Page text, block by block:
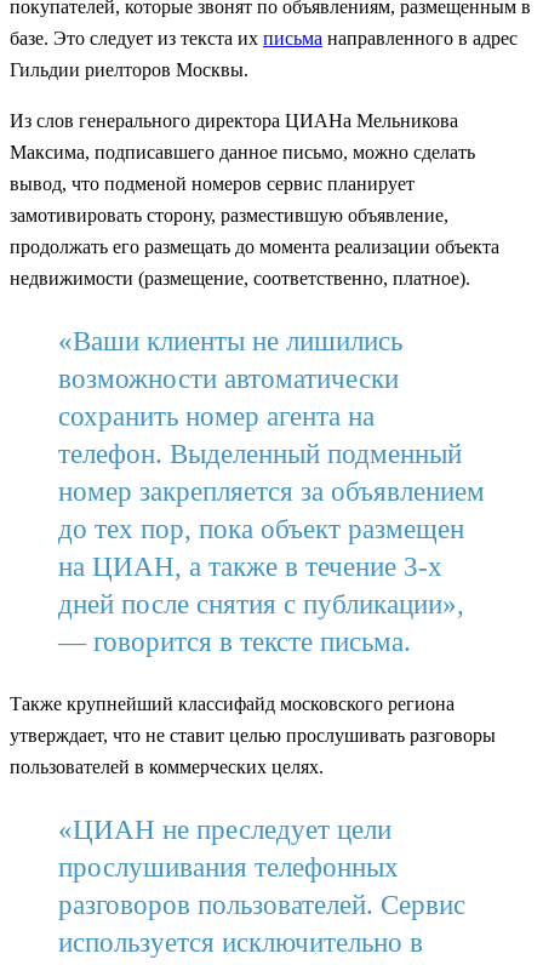
покупателей, которые звонят по объявлениям, размещенным в
базе. Это следует из текста их письма направленного в адрес
Гильдии риелторов Москвы.
Из слов генерального директора ЦИАНа Мельникова
Максима, подписавшего данное письмо, можно сделать
вывод, что подменой номеров сервис планирует
замотивировать сторону, разместившую объявление,
продолжать его размещать до момента реализации объекта
недвижимости (размещение, соответственно, платное).
«Ваши клиенты не лишились
возможности автоматически
сохранить номер агента на
телефон. Выделенный подменный
номер закрепляется за объявлением
до тех пор, пока объект размещен
на ЦИАН, а также в течение 3-х
дней после снятия с публикации»,
— говорится в тексте письма.
Также крупнейший классифайд московского региона
утверждает, что не ставит целью прослушивать разговоры
пользователей в коммерческих целях.
«ЦИАН не преследует цели
прослушивания телефонных
разговоров пользователей. Сервис
используется исключительно в